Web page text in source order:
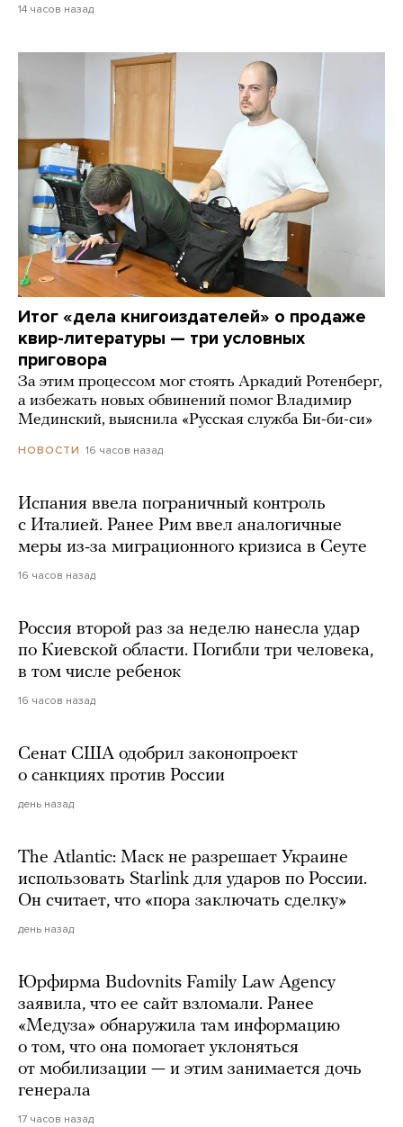
14 часов назад
Итог «дела книгоиздателей» о продаже
квир-литературы — три условных
приговора
За этим процессом мог стоять Аркадий Ротенберг,
а избежать новых обвинений помог Владимир
Мединский, выяснила «Русская служба Би-би-си»
НОВОСТИ 16 часов назад
Испания ввела пограничный контроль
с Италией. Ранее Рим ввел аналогичные
меры из-за миграционного кризиса в Сеуте
16 часов назад
Россия второй раз за неделю нанесла удар
по Киевской области. Погибли три человека,
в том числе ребенок
16 часов назад
Сенат США одобрил законопроект
о санкциях против России
день назад
The Atlantic: Маск не разрешает Украине
использовать Starlink для ударов по России.
Он считает, что «пора заключать сделку»
день назад
Юрфирма Budovnits Family Law Agency
заявила, что ее сайт взломали. Ранее
«Медуза» обнаружила там информацию
о том, что она помогает уклоняться
от мобилизации — и этим занимается дочь
генерала
17 часов назад